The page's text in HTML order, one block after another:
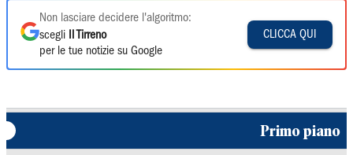
Non lasciare decidere l'algoritmo:
scegli
Il Tirreno
per le tue notizie su Google
CLICCA QUI
Primo piano